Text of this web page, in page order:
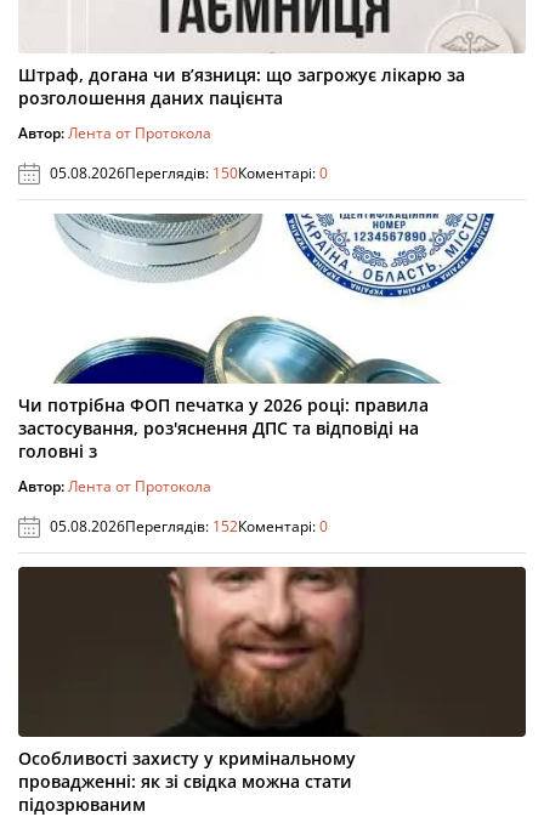
Штраф, догана чи в’язниця: що загрожує лікарю за
розголошення даних пацієнта
Автор:Лента от Протокола
05.08.2026Переглядів: 150Коментарі:0
Чи потрібна ФОП печатка у 2026 році: правила
застосування, роз'яснення ДПС та відповіді на
головні з
Автор:Лента от Протокола
05.08.2026Переглядів: 152Коментарі:0
Особливості захисту у кримінальному
провадженні: як зі свідка можна стати
підозрюваним